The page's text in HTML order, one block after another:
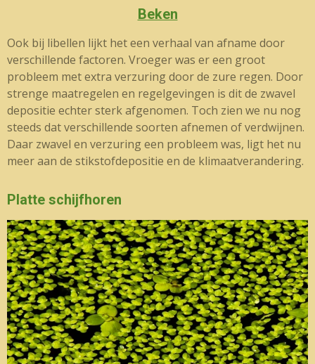
Beken
Ook bij libellen lijkt het een verhaal van afname door
verschillende factoren. Vroeger was er een groot
probleem met extra verzuring door de zure regen. Door
strenge maatregelen en regelgevingen is dit de zwavel
depositie echter sterk afgenomen. Toch zien we nu nog
steeds dat verschillende soorten afnemen of verdwijnen.
Daar zwavel en verzuring een probleem was, ligt het nu
meer aan de stikstofdepositie en de klimaatverandering.
Platte schijfhoren